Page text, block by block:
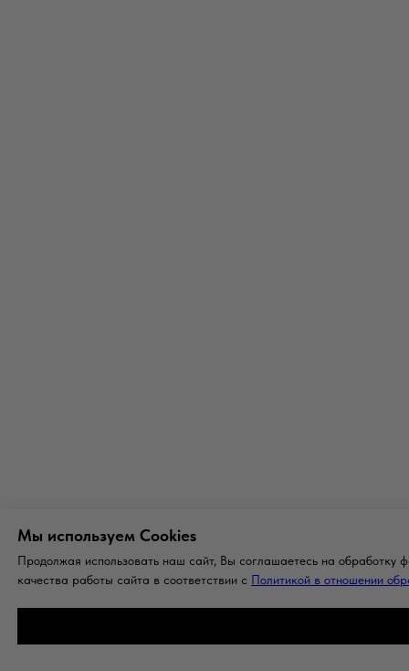
Мы используем Сookies
Продолжая использовать наш сайт, Вы соглашаетесь на
качества работы сайта в соответствии с Политикой в отношении